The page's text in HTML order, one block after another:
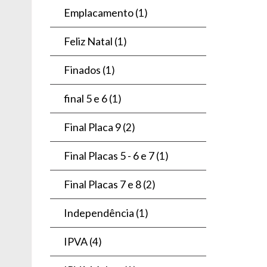
Emplacamento (1)
Feliz Natal (1)
Finados (1)
final 5 e 6 (1)
Final Placa 9 (2)
Final Placas 5 - 6 e 7 (1)
Final Placas 7 e 8 (2)
Independência (1)
IPVA (4)